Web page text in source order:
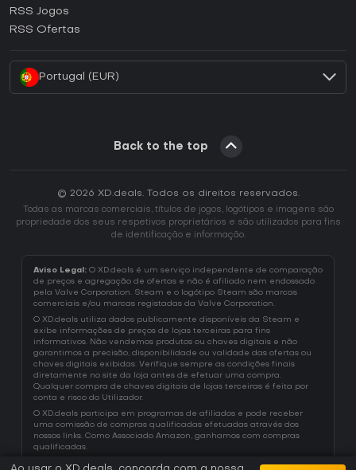
RSS Jogos
RSS Ofertas
Portugal (EUR)
Back to the top
© 2026 XD.deals. Todos os direitos reservados.
Todas as marcas comerciais, títulos de jogos, logótipos e imagens são
propriedade dos seus respetivos proprietários e são utilizados para fins
de identificação e informação.
Aviso Legal: O XD.deals é um serviço independente de comparação
de preços e agregação de ofertas e não é afiliado nem endossado
pela Valve Corporation. Steam e o logótipo Steam são marcas
comerciais e/ou marcas registadas da Valve Corporation.
O XD.deals utiliza dados publicamente disponíveis da Steam e
exibe informações de preços de lojas terceiras para fins
informativos. Não vendemos produtos ou chaves digitais e não
garantimos a precisão, disponibilidade ou validade das ofertas ou
chaves digitais exibidas. Verifique sempre as condições finais
diretamente no site da loja antes de efetuar uma compra.
Qualquer compra de chaves digitais de lojas terceiras é feita por
conta e risco do Utilizador.
O XD.deals participa em programas de afiliados e pode receber
uma comissão de compras qualificadas efetuadas através dos
nossos links. Como Associado Amazon, ganhamos com compras
qualificadas.